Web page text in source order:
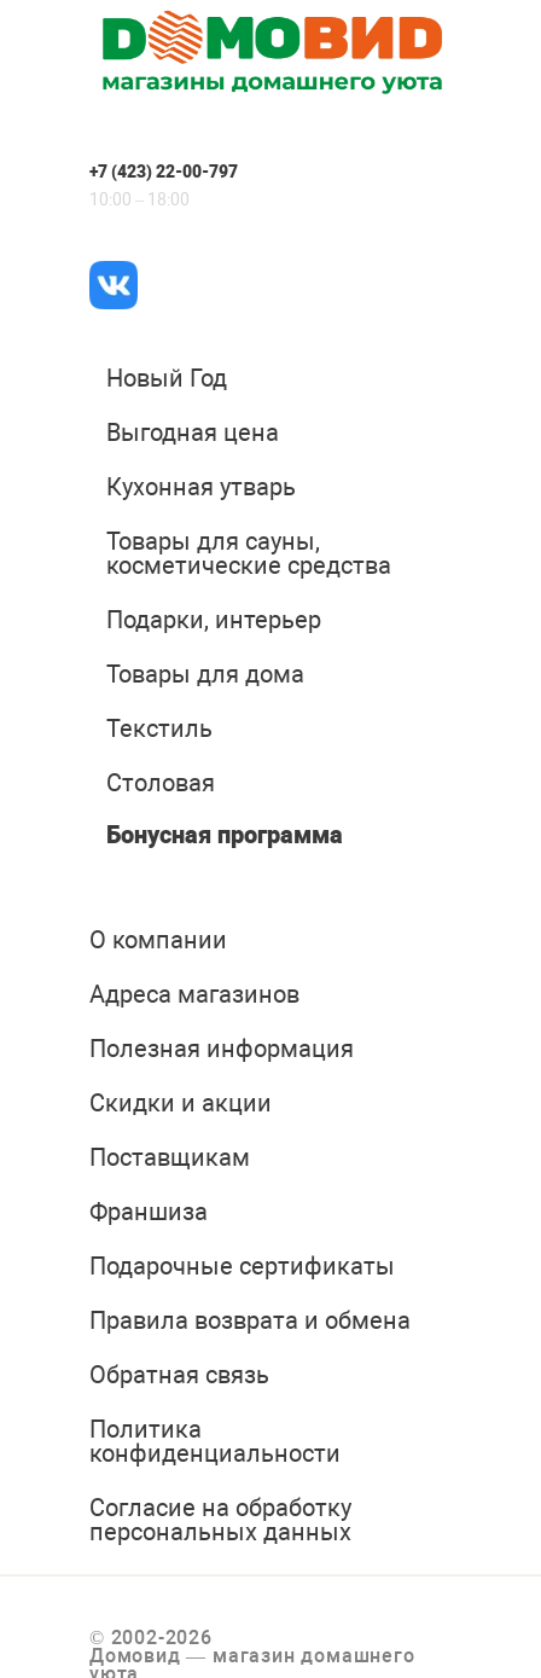
+7 (423) 22-00-797
10:00 – 18:00
Новый Год
Выгодная цена
Кухонная утварь
Товары для сауны,
косметические средства
Подарки, интерьер
Товары для дома
Текстиль
Столовая
Бонусная программа
О компании
Адреса магазинов
Полезная информация
Скидки и акции
Поставщикам
Франшиза
Подарочные сертификаты
Правила возврата и обмена
Обратная связь
Политика
конфиденциальности
Согласие на обработку
персональных данных
© 2002-2026
Домовид — магазин домашнего